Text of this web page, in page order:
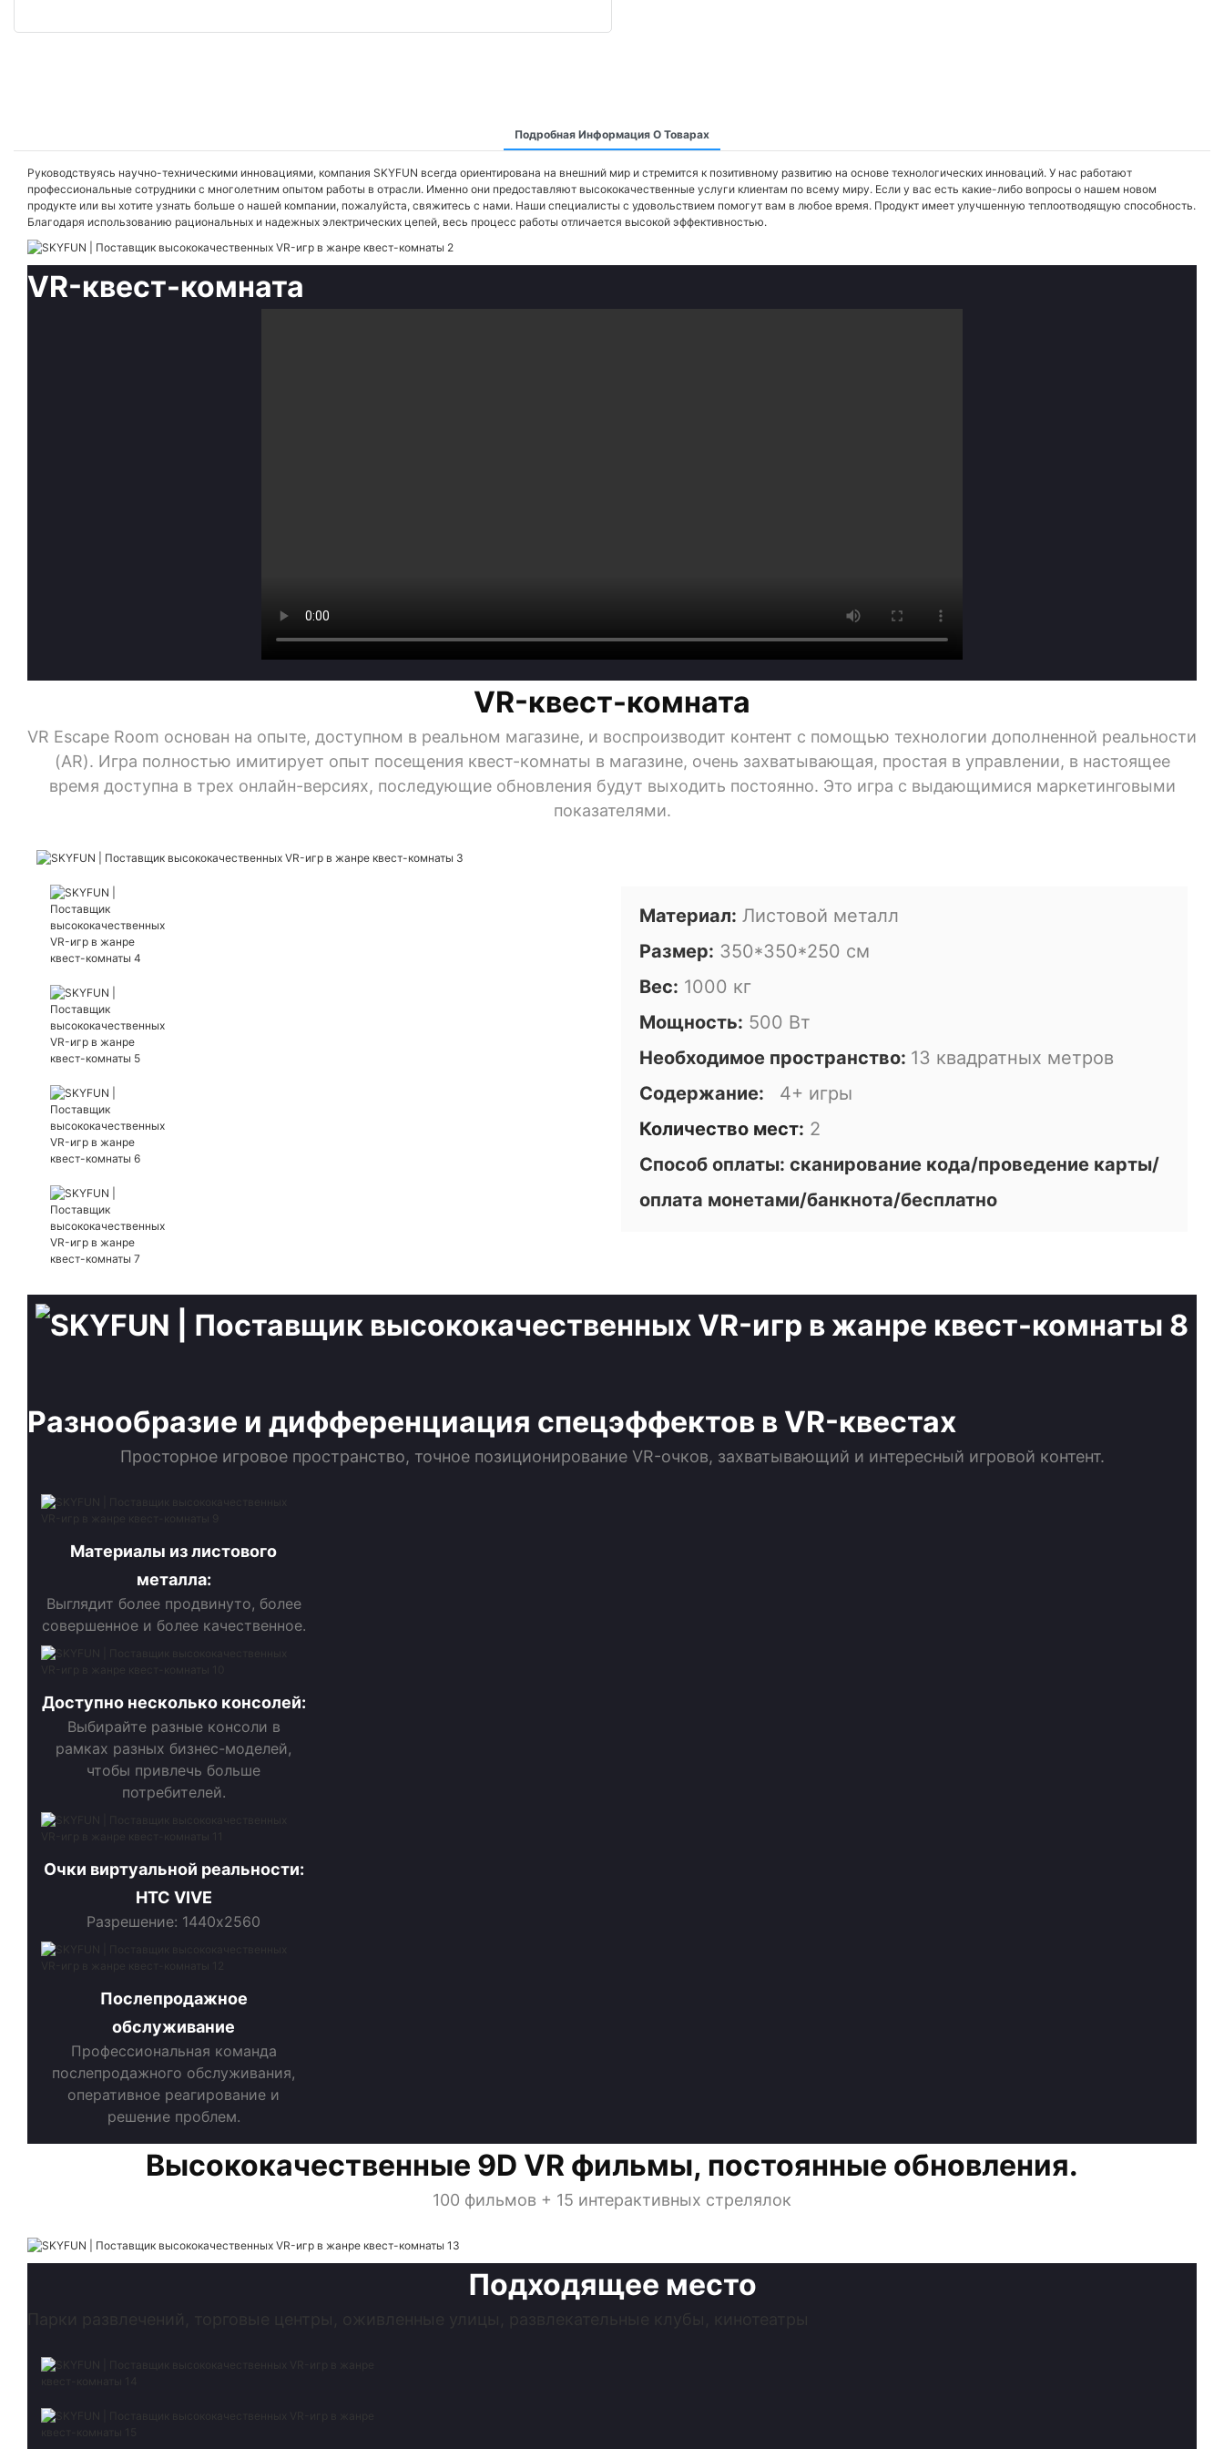
Подробная Информация О Товарах
Руководствуясь научно-техническими инновациями, компания SKYFUN всегда ориентирована на внешний мир и стремится к позитивному развитию на основе технологических инноваций. У нас работают
профессиональные сотрудники с многолетним опытом работы в отрасли. Именно они предоставляют высококачественные услуги клиентам по всему миру. Если у вас есть какие-либо вопросы о нашем новом
продукте или вы хотите узнать больше о нашей компании, пожалуйста, свяжитесь с нами. Наши специалисты с удовольствием помогут вам в любое время. Продукт имеет улучшенную теплоотводящую способность.
Благодаря использованию рациональных и надежных электрических цепей, весь процесс работы отличается высокой эффективностью.
VR-квест-комната
VR-квест-комната
VR Escape Room основан на опыте, доступном в реальном магазине, и воспроизводит контент с помощью технологии дополненной реальности
(AR). Игра полностью имитирует опыт посещения квест-комнаты в магазине, очень захватывающая, простая в управлении, в настоящее
время доступна в трех онлайн-версиях, последующие обновления будут выходить постоянно. Это игра с выдающимися маркетинговыми
показателями.
Материал: Листовой металл
Размер: 350*350*250 см
Вес: 1000 кг
Мощность: 500 Вт
Необходимое пространство: 13 квадратных метров
Содержание:
4+ игры
Количество мест: 2
Способ оплаты: сканирование кода/проведение карты/
оплата монетами/банкнота/бесплатно
Разнообразие и дифференциация спецэффектов в VR-квестах
Просторное игровое пространство, точное позиционирование VR-очков, захватывающий и интересный игровой контент.
Материалы из листового
металла:
Выглядит более продвинуто, более
совершенное и более качественное.
Доступно несколько консолей:
Выбирайте разные консоли в
рамках разных бизнес-моделей,
чтобы привлечь больше
потребителей.
Очки виртуальной реальности:
HTC VIVE
Разрешение: 1440x2560
Послепродажное
обслуживание
Профессиональная команда
послепродажного обслуживания,
оперативное реагирование и
решение проблем.
Высококачественные 9D VR фильмы, постоянные обновления.
100 фильмов + 15 интерактивных стрелялок
Подходящее место